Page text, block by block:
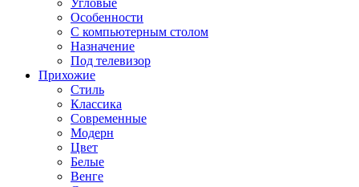
Угловые
Особенности
С компьютерным столом
Назначение
Под телевизор
Прихожие
Стиль
Классика
Современные
Модерн
Цвет
Белые
Венге